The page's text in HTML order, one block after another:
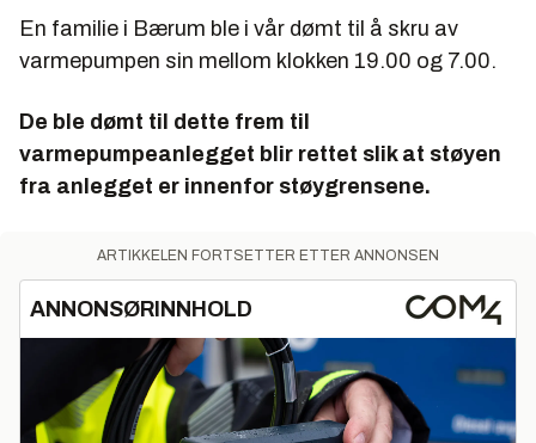
Kravene er inndelt i fire klasser der klasse C
ansees som tilstrekkelige for å oppfylle
Kravet i henhold til klasse C er at lydnivå på
uteoppholdareal og utenfor vinduer skal ligge
under 35 dB om natten (23-07), under 40 dB om
19).
En familie i Bærum ble i vår dømt til å skru av
varmepumpen sin mellom klokken 19.00 og 7.00.
De ble dømt til dette frem til
varmepumpeanlegget blir rettet slik at støyen
fra anlegget er innenfor støygrensene.
ARTIKKELEN FORTSETTER ETTER ANNONSEN
ANNONSØRINNHOLD